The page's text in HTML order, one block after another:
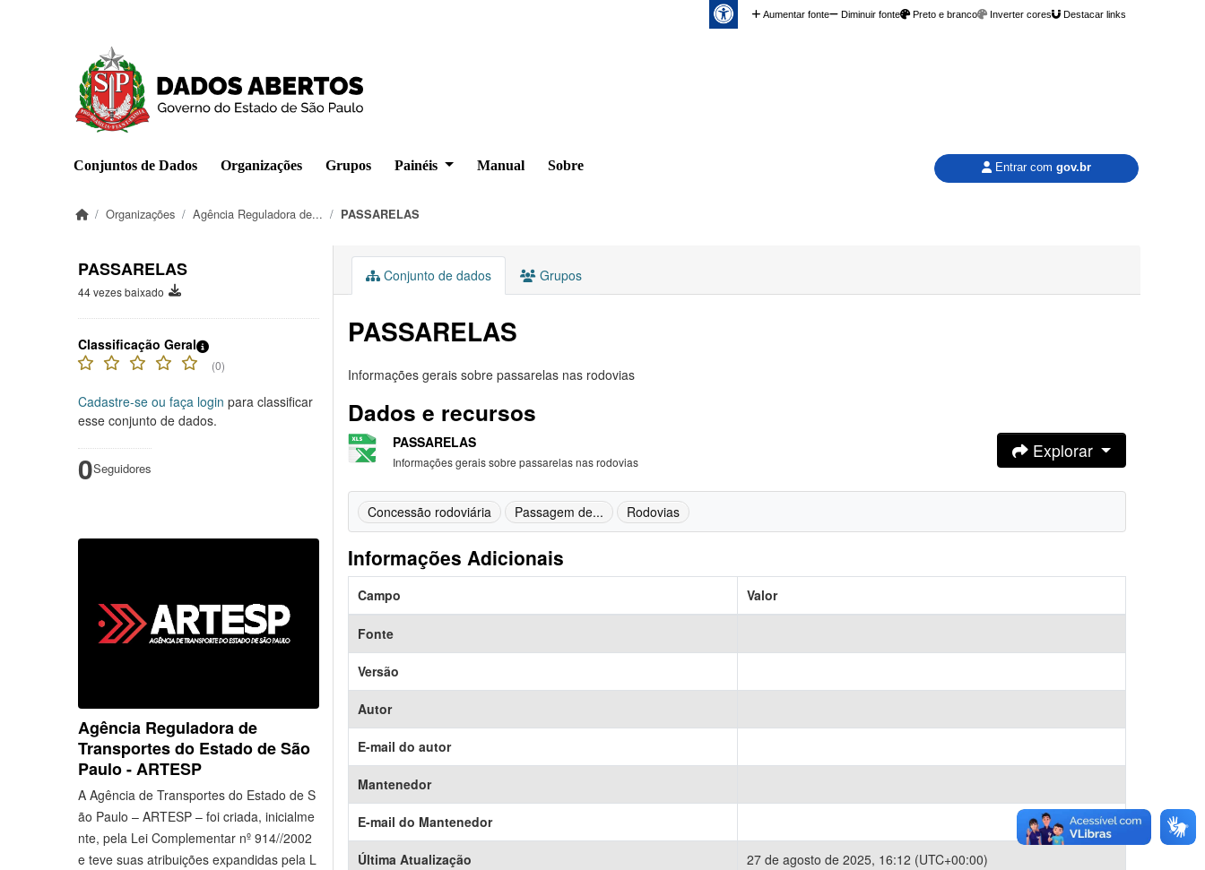
Aumentar fonte Diminuir fonte Preto e branco Inverter cores Destacar links
Conjuntos de Dados Organizações Grupos Painéis Manual Sobre Entrar com gov.br
Organizações Agência Reguladora de... PASSARELAS
PASSARELAS
44 vezes baixado
Classificação Geral
(0)
Cadastre-se ou faça login para classificar
esse conjunto de dados.
0Seguidores
Agência Reguladora de
Transportes do Estado de São
Paulo - ARTESP
A Agência de Transportes do Estado de S
ão Paulo – ARTESP – foi criada, inicialme
nte, pela Lei Complementar nº 914//2002
e teve suas atribuições expandidas pela L
Conjunto de dados Grupos
PASSARELAS
Informações gerais sobre passarelas nas rodovias
Dados e recursos
PASSARELAS
Informações gerais sobre passarelas nas rodovias
Explorar
Concessão rodoviária Passagem de... Rodovias
Informações Adicionais
Campo Valor
Fonte
Versão
Autor
E-mail do autor
Mantenedor
E-mail do Mantenedor
Última Atualização 27 de agosto de 2025, 16:12 (UTC+00:00)